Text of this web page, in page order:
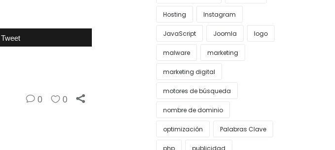
Tweet
0 0
Hosting Instagram
JavaScript Joomla logo
malware marketing
marketing digital
motores de búsqueda
nombre de dominio
optimización Palabras Clave
php publicidad